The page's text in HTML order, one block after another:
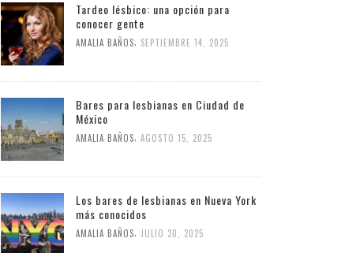
Tardeo lésbico: una opción para
conocer gente
AMALIA BAÑOS SEPTIEMBRE 14, 2025
Bares para lesbianas en Ciudad de
México
AMALIA BAÑOS AGOSTO 15, 2025
Los bares de lesbianas en Nueva York
más conocidos
AMALIA BAÑOS JULIO 30, 2025